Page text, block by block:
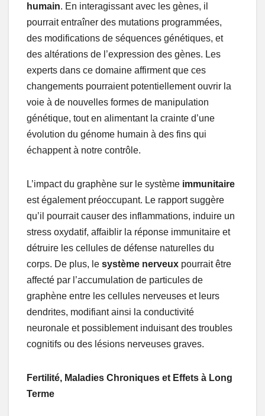
humain. En interagissant avec les gènes, il
pourrait entraîner des mutations programmées,
des modifications de séquences génétiques, et
des altérations de l’expression des gènes. Les
experts dans ce domaine affirment que ces
changements pourraient potentiellement ouvrir la
voie à de nouvelles formes de manipulation
génétique, tout en alimentant la crainte d’une
évolution du génome humain à des fins qui
échappent à notre contrôle.
L’impact du graphène sur le système immunitaire
est également préoccupant. Le rapport suggère
qu’il pourrait causer des inflammations, induire un
stress oxydatif, affaiblir la réponse immunitaire et
détruire les cellules de défense naturelles du
corps. De plus, le système nerveux pourrait être
affecté par l’accumulation de particules de
graphène entre les cellules nerveuses et leurs
dendrites, modifiant ainsi la conductivité
neuronale et possiblement induisant des troubles
cognitifs ou des lésions nerveuses graves.
Fertilité, Maladies Chroniques et Effets à Long
Terme